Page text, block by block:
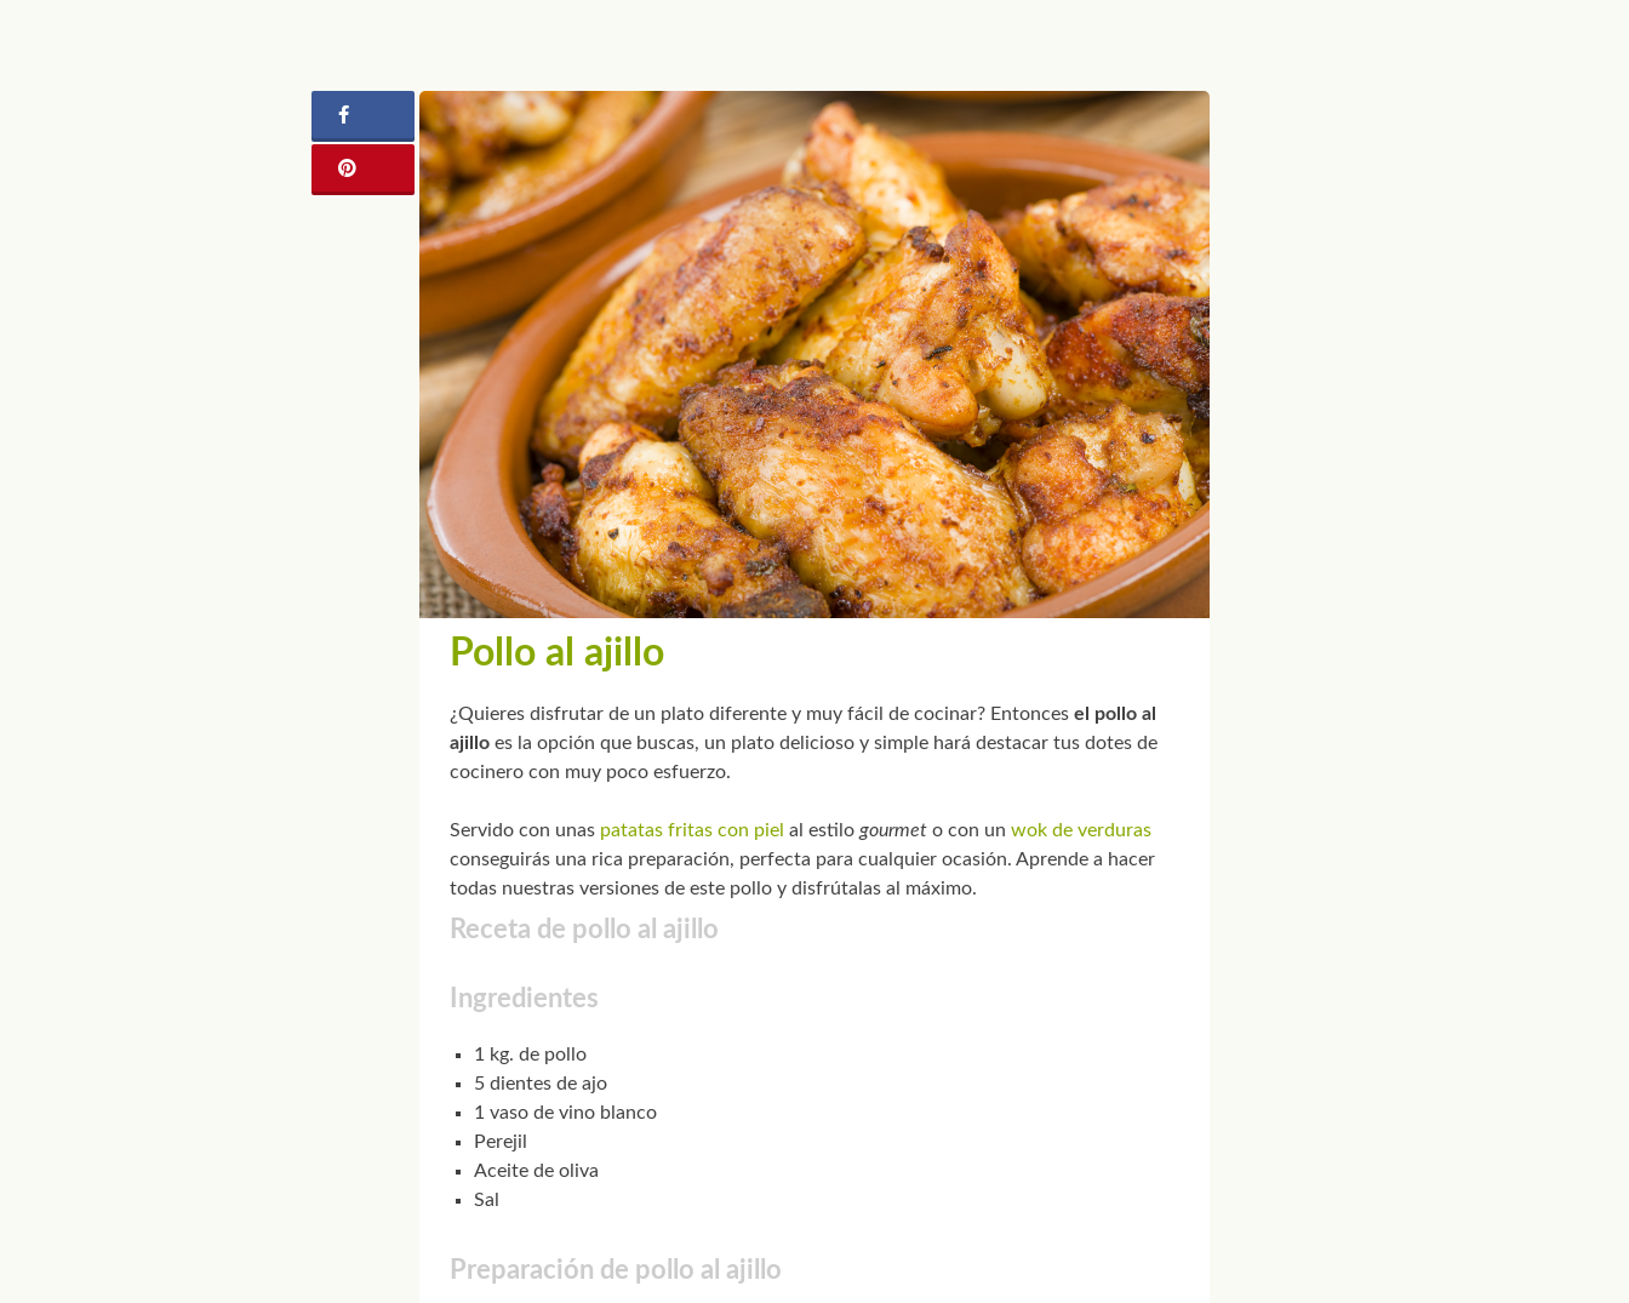
Pollo al ajillo
¿Quieres disfrutar de un plato diferente y muy fácil de cocinar? Entonces el pollo al
ajilloes la opción que buscas, un plato delicioso y simple hará destacar tus dotes de
cocinero con muy poco esfuerzo.
Servido con unas patatas fritas con piel al estilo gourmeto con un wok de verduras
conseguirás una rica preparación, perfecta para cualquier ocasión. Aprende a hacer
todas nuestras versiones de este pollo y disfrútalas al máximo.
Receta de pollo al ajillo
Ingredientes
1 kg. de pollo
5 dientes de ajo
1 vaso de vino blanco
Perejil
Aceite de oliva
Sal
Preparación de pollo al ajillo